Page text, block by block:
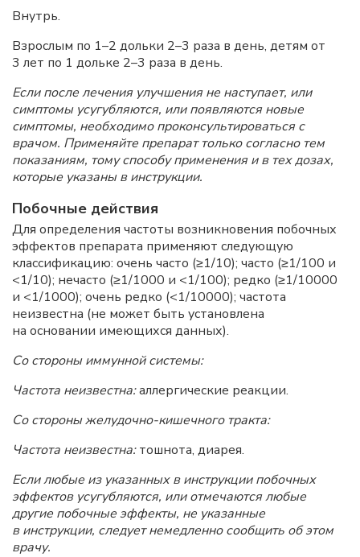
Внутрь.
Взрослым по 1–2 дольки 2–3 раза в день, детям от
3 лет по 1 дольке 2–3 раза в день.
Если после лечения улучшения не наступает, или
симптомы усугубляются, или появляются новые
симптомы, необходимо проконсультироваться с
врачом. Применяйте препарат только согласно тем
показаниям, тому способу применения и в тех дозах,
которые указаны в инструкции.
Побочные действия
Для определения частоты возникновения побочных
эффектов препарата применяют следующую
классификацию: очень часто (≥1/10); часто (≥1/100 и
<1/10); нечасто (≥1/1000 и <1/100); редко (≥1/10000
и <1/1000); очень редко (<1/10000); частота
неизвестна (не может быть установлена
на основании имеющихся данных).
Со стороны иммунной системы:
Частота неизвестна:аллергические реакции.
Со стороны желудочно-кишечного тракта:
Частота неизвестна:тошнота, диарея.
Если любые из указанных в инструкции побочных
эффектов усугубляются, или отмечаются любые
другие побочные эффекты, не указанные
в инструкции, следует немедленно сообщить об этом
врачу.